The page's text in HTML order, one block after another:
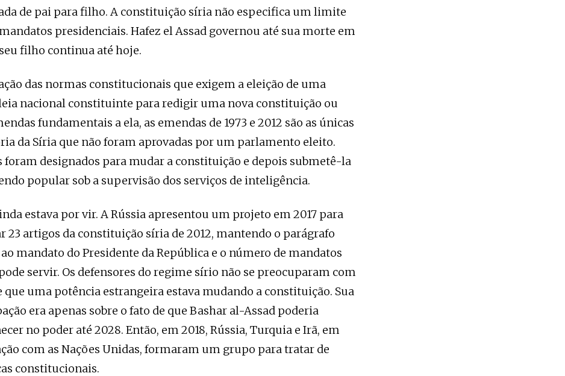
de pai para filho. A constituição síria não especifica um limite
presidenciais. Hafez el Assad governou até sua morte em
filho continua até hoje.
das normas constitucionais que exigem a eleição de uma
nacional constituinte para redigir uma nova constituição ou
fundamentais a ela, as emendas de 1973 e 2012 são as únicas
da Síria que não foram aprovadas por um parlamento eleito.
foram designados para mudar a constituição e depois submetê-la
popular sob a supervisão dos serviços de inteligência.
estava por vir. A Rússia apresentou um projeto em 2017 para
23 artigos da constituição síria de 2012, mantendo o parágrafo
mandato do Presidente da República e o número de mandatos
servir. Os defensores do regime sírio não se preocuparam com
que uma potência estrangeira estava mudando a constituição. Sua
era apenas sobre o fato de que Bashar al-Assad poderia
no poder até 2028. Então, em 2018, Rússia, Turquia e Irã, em
com as Nações Unidas, formaram um grupo para tratar de
constitucionais.